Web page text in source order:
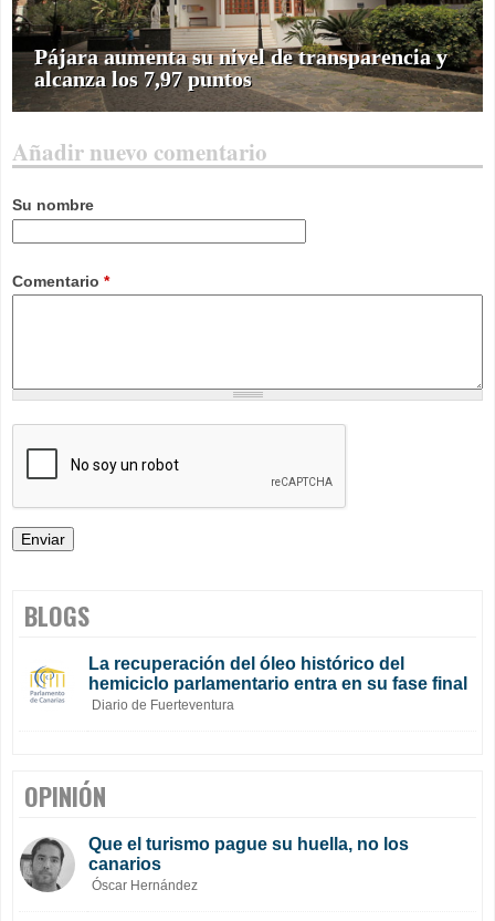
Pájara aumenta su nivel de transparencia y
alcanza los 7,97 puntos
Añadir nuevo comentario
Su nombre
Comentario *
BLOGS
La recuperación del óleo histórico del
hemiciclo parlamentario entra en su fase final
Diario de Fuerteventura
OPINIÓN
Que el turismo pague su huella, no los
canarios
Óscar Hernández